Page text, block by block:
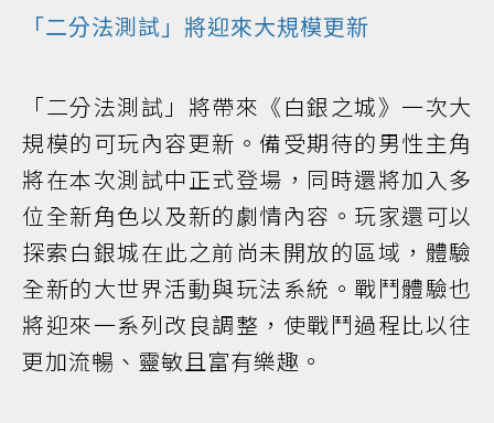
「二分法測試」將迎來大規模更新
「二分法測試」將帶來《白銀之城》一次大
規模的可玩內容更新。備受期待的男性主角
將在本次測試中正式登場，同時還將加入多
位全新角色以及新的劇情內容。玩家還可以
探索白銀城在此之前尚未開放的區域，體驗
全新的大世界活動與玩法系統。戰鬥體驗也
將迎來一系列改良調整，使戰鬥過程比以往
更加流暢、靈敏且富有樂趣。